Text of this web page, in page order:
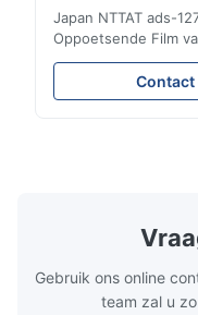
Japan NTTAT ads-
Oppoetsende Film
Model: Ads-127
Japan Snel Detail
deeltjes op met een
Contact
Gebruik ons online
team zal u